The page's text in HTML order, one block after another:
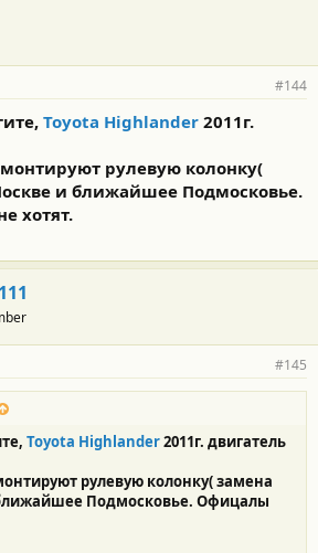
#144
Toyota Highlander 2011г.
рулевую колонку(
и ближайшее Подмосковье.
хотят.
#145
Toyota Highlander2011г. двигатель
рулевую колонку( замена
Подмосковье. Офицалы